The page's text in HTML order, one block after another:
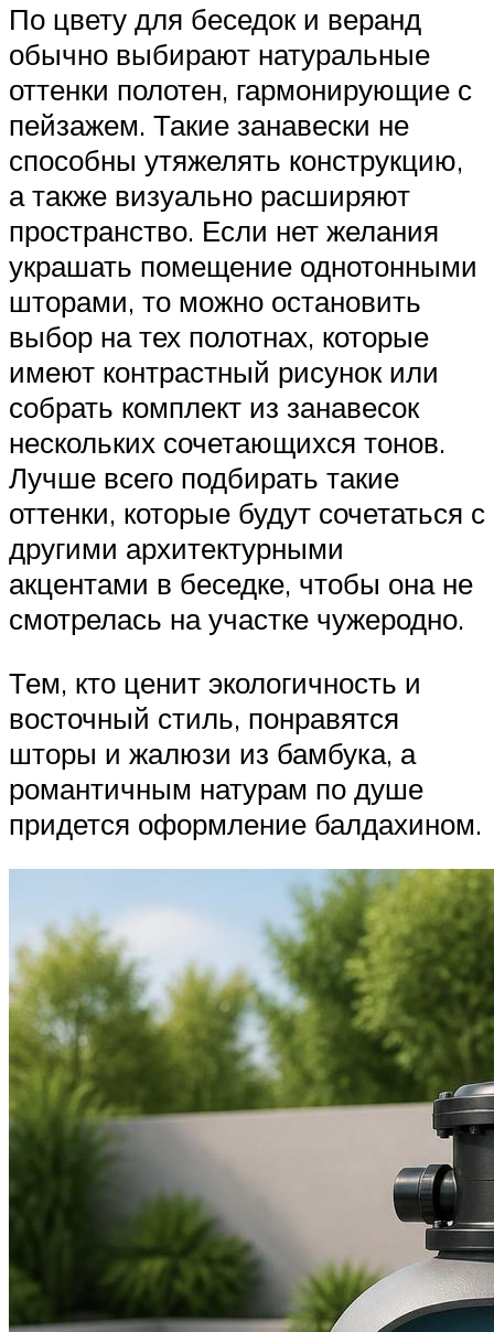
По цвету для беседок и веранд
обычно выбирают натуральные
оттенки полотен, гармонирующие с
пейзажем. Такие занавески не
способны утяжелять конструкцию,
а также визуально расширяют
пространство. Если нет желания
украшать помещение однотонными
шторами, то можно остановить
выбор на тех полотнах, которые
имеют контрастный рисунок или
собрать комплект из занавесок
нескольких сочетающихся тонов.
Лучше всего подбирать такие
оттенки, которые будут сочетаться с
другими архитектурными
акцентами в беседке, чтобы она не
смотрелась на участке чужеродно.
Тем, кто ценит экологичность и
восточный стиль, понравятся
шторы и жалюзи из бамбука, а
романтичным натурам по душе
придется оформление балдахином.